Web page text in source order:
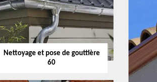
Nettoyage et pose de gouttière
60